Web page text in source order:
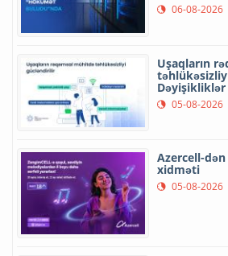
06-08-2026
Uşaqların
05-08-2026
Azercell-dən
xidməti
05-08-2026